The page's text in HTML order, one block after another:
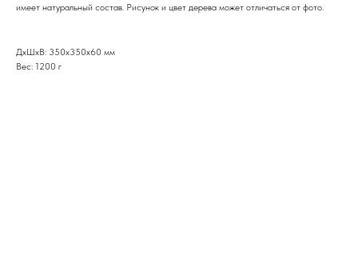
имеет натуральный состав. Рисунок и цвет дерева может отличаться от фото.
ДxШxВ: 350x350x60 мм
Вес: 1200 г